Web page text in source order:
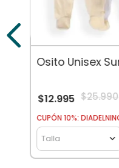
Osito Unisex
$12.995 $25.990
CUPÓN 10%:
Talla